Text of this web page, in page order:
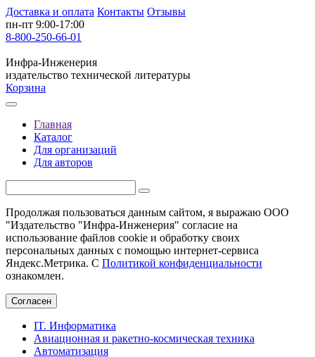
Доставка и оплата Контакты Отзывы
пн-пт 9:00-17:00
8-800-250-66-01
Инфра-Инженерия
издательство технической литературы
Корзина
Главная
Каталог
Для организаций
Для авторов
Продолжая пользоваться данным сайтом, я выражаю ООО
"Издательство "Инфра-Инженерия" согласие на
использование файлов cookie и обработку своих
персональных данных с помощью интернет-сервиса
Яндекс.Метрика. С Политикой конфиденциальности
ознакомлен.
Согласен
IT. Информатика
Авиационная и ракетно-космическая техника
Автоматизация